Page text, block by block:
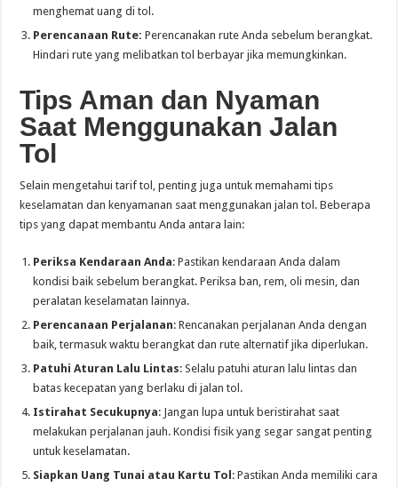
menghemat uang di tol.
Perencanaan Rute: Perencanakan rute Anda sebelum berangkat.
Hindari rute yang melibatkan tol berbayar jika memungkinkan.
Tips Aman dan Nyaman
Saat Menggunakan Jalan
Tol
Selain mengetahui tarif tol, penting juga untuk memahami tips
keselamatan dan kenyamanan saat menggunakan jalan tol. Beberapa
tips yang dapat membantu Anda antara lain:
Periksa Kendaraan Anda: Pastikan kendaraan Anda dalam
kondisi baik sebelum berangkat. Periksa ban, rem, oli mesin, dan
peralatan keselamatan lainnya.
Perencanaan Perjalanan: Rencanakan perjalanan Anda dengan
baik, termasuk waktu berangkat dan rute alternatif jika diperlukan.
Patuhi Aturan Lalu Lintas: Selalu patuhi aturan lalu lintas dan
batas kecepatan yang berlaku di jalan tol.
Istirahat Secukupnya: Jangan lupa untuk beristirahat saat
melakukan perjalanan jauh. Kondisi fisik yang segar sangat penting
untuk keselamatan.
Siapkan Uang Tunai atau Kartu Tol : Pastikan Anda memiliki cara